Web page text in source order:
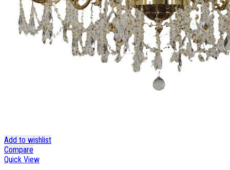
Add to wishlist
Compare
Quick View